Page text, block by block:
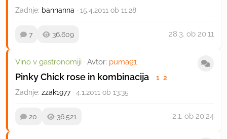
Zadnje: bannanna · 15.4.2011 ob 11:28
7 36.609 28.3. ob 20:11
Vino v gastronomiji · Avtor: puma91
Pinky Chick rose in kombinacija 1 2
Zadnje: zzak1977 · 4.1.2011 ob 13:35
20 36.521 2.1. ob 20:24